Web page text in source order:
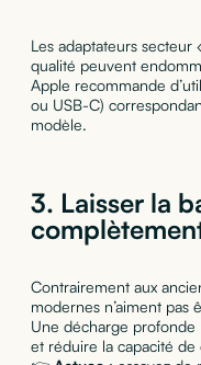
Les adaptateurs secteur
qualité peuvent
Apple recommande
ou USB-C)
modèle.
3. Laisser la
Contrairement aux
modernes n’aiment pas
Une décharge profonde
et réduire la capacité de